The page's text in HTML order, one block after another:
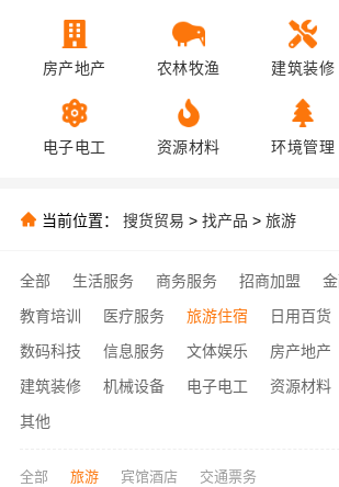
房产地产 农林牧渔 建筑装修
电子电工 资源材料 环境管理
当前位置： 搜货贸易 > 找产品 > 旅游
全部 生活服务 商务服务 招商加盟
教育培训
医疗服务 旅游住宿 日用百货
数码科技
信息服务 文体娱乐 房产地产
建筑装修
机械设备 电子电工 资源材料
其他
全部 旅游 宾馆酒店 交通票务